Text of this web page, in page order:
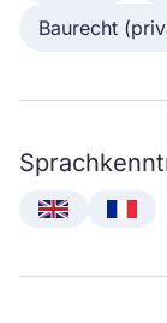
Baurecht
English